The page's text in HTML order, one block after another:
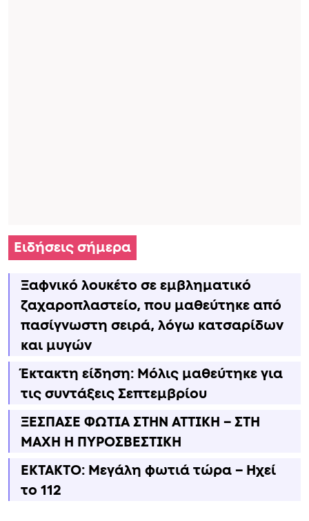
Ειδήσεις σήμερα
Ξαφνικό λουκέτο σε εμβληματικό
ζαχαροπλαστείο, που μαθεύτηκε από
πασίγνωστη σειρά, λόγω κατσαρίδων
και μυγών
Έκτακτη είδηση: Μόλις μαθεύτηκε για
τις συντάξεις Σεπτεμβρίου
ΞΕΣΠΑΣΕ ΦΩΤΙΑ ΣΤΗΝ ΑΤΤΙΚΗ – ΣΤΗ
ΜΑΧΗ Η ΠΥΡΟΣΒΕΣΤΙΚΗ
ΕΚΤΑΚΤΟ: Μεγάλη φωτιά τώρα – Ηχεί
το 112